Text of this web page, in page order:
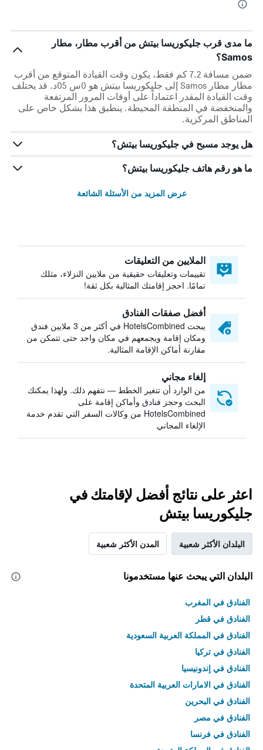
ما مدى قرب جليكوريسا بيتش من أقرب مطار، مطار
Samos؟
ضمن مسافة 7.2 كم فقط، يكون وقت القيادة المتوقع من أقرب
مطار مطار Samos إلى جليكوريسا بيتش هو 0س 05د. قد يختلف
وقت القيادة المقدر اعتماداً على أوقات المرور المرتفعة
والمنخفضة في المنطقة المحيطة. ينطبق هذا بشكل خاص على
المناطق المركزية.
هل يوجد مسبح في جليكوريسا بيتش؟
ما هو رقم هاتف جليكوريسا بيتش؟
عرض المزيد من الأسئلة الشائعة
الملايين من التعليقات
تقييمات وتعليقات حقيقية من ملايين النزلاء، مثلك
تمامًا. احجز إقامتك المثالية بكل ثقة!
أفضل صفقات الفنادق
يبحث HotelsCombined في أكثر من 3 ملايين فندق
ومكان إقامة ويجمعهم في مكان واحد حتى تتمكن من
مقارنة أماكن الإقامة المثالية.
إلغاء مجاني
من الوارد أن تتغير الخطط — نتفهم ذلك. ولهذا يمكنك
البحث وحجز فنادق وأماكن إقامة على
HotelsCombined من وكالات السفر التي تقدم خدمة
الإلغاء المجاني
اعثر على نتائج أفضل لإقامتك في
جليكوريسا بيتش
البلدان الأكثر شعبية المدن الأكثر شعبية
البلدان التي يبحث عنها مستخدمونا
الفنادق في المغرب
الفنادق في قطر
الفنادق في المملكة العربية السعودية
الفنادق في تركيا
الفنادق في إندونيسيا
الفنادق في الامارات العربية المتحدة
الفنادق في البحرين
الفنادق في مصر
الفنادق في فرنسا